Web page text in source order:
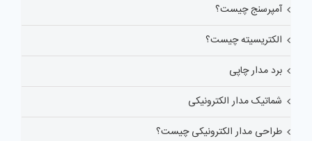
آمپرسنج چیست؟
الکتریسیته چیست؟
برد مدار چاپی
شماتیک مدار الکترونیکی
طراحی مدار الکترونیکی چیست؟